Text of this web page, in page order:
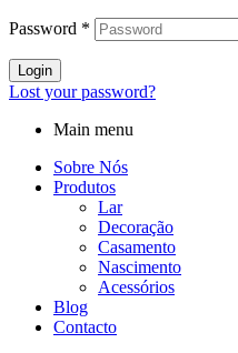
Password *
Login
Lost your password?
Main menu
Sobre Nós
Produtos
Lar
Decoração
Casamento
Nascimento
Acessórios
Blog
Contacto